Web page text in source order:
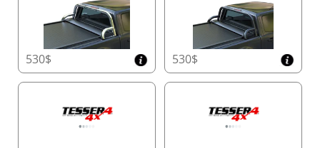
verrouillage en aluminium. Le mécanisme de
déverrouillage facile à utiliser avec une sangle
ou une poignée assure un fonctionnement fluide
dans toutes les conditions météorologiques, du
froid glacial à la chaleur intense.
Sécurité Renforcée avec Détection d'Obstacles
en Temps Réel
530$ 530$